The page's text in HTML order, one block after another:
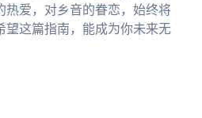
热爱，对乡音的眷恋，始终将
望这篇指南，能成为你未来无